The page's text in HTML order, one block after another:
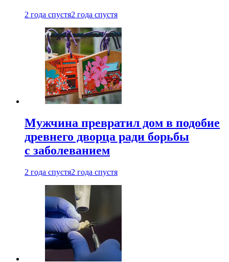
2 года спустя2 года спустя
Мужчина превратил дом в подобие
древнего дворца ради борьбы
с заболеванием
2 года спустя2 года спустя